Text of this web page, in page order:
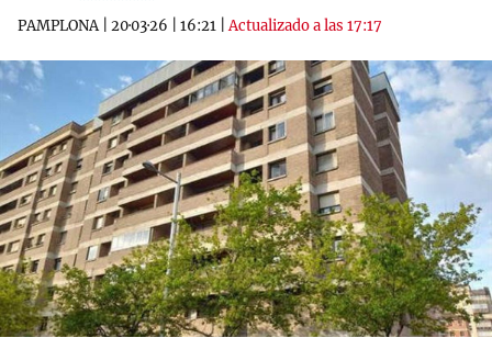
PAMPLONA| 20·03·26 16:21 |Actualizado a las 17:17